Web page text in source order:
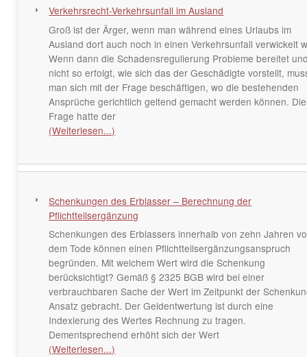
Verkehrsrecht-Verkehrsunfall im Ausland
Groß ist der Ärger, wenn man während eines Urlaubs im
Ausland dort auch noch in einen Verkehrsunfall verwickelt
Wenn dann die Schadensregulierung Probleme bereitet
nicht so erfolgt, wie sich das der Geschädigte vorstellt,
man sich mit der Frage beschäftigen, wo die bestehenden
Ansprüche gerichtlich geltend gemacht werden können.
Frage hatte der
(Weiterlesen...)
Schenkungen des Erblasser – Berechnung der
Pflichtteilsergänzung
Schenkungen des Erblassers innerhalb von zehn Jahren
dem Tode können einen Pflichtteilsergänzungsanspruch
begründen. Mit welchem Wert wird die Schenkung
berücksichtigt? Gemäß § 2325 BGB wird bei einer
verbrauchbaren Sache der Wert im Zeitpunkt der
Ansatz gebracht. Der Geldentwertung ist durch eine
Indexierung des Wertes Rechnung zu tragen.
Dementsprechend erhöht sich der Wert
(Weiterlesen...)